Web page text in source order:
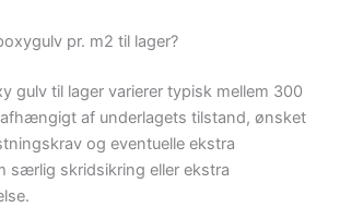
pr. m2 til lager?
gulv til lager varierer typisk mellem 300
af underlagets tilstand, ønsket
og eventuelle ekstra
særlig skridsikring eller ekstra